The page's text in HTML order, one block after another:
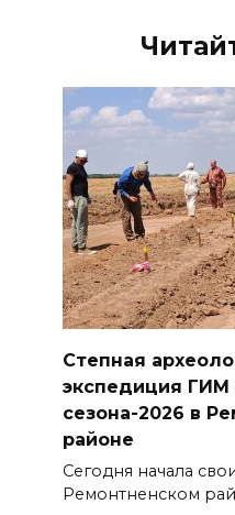
Степная
экспедиция ГИМ
сезона-2026 в
районе
Сегодня начала
Ремонтненском